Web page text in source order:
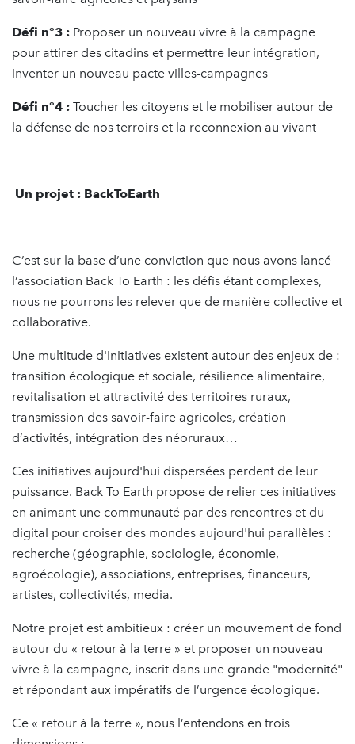
Défi n°3 : Proposer un nouveau vivre à la campagne
pour attirer des citadins et permettre leur intégration,
inventer un nouveau pacte villes-campagnes
Défi n°4 : Toucher les citoyens et le mobiliser autour de
la défense de nos terroirs et la reconnexion au vivant
Un projet : BackToEarth
C’est sur la base d’une conviction que nous avons lancé
l’association Back To Earth : les défis étant complexes,
nous ne pourrons les relever que de manière collective et
collaborative.
Une multitude d'initiatives existent autour des enjeux de :
transition écologique et sociale, résilience alimentaire,
revitalisation et attractivité des territoires ruraux,
transmission des savoir-faire agricoles, création
d’activités, intégration des néoruraux…
Ces initiatives aujourd'hui dispersées perdent de leur
puissance. Back To Earth propose de relier ces initiatives
en animant une communauté par des rencontres et du
digital pour croiser des mondes aujourd'hui parallèles :
recherche (géographie, sociologie, économie,
agroécologie), associations, entreprises, financeurs,
artistes, collectivités, media.
Notre projet est ambitieux : créer un mouvement de fond
autour du « retour à la terre » et proposer un nouveau
vivre à la campagne, inscrit dans une grande "modernité"
et répondant aux impératifs de l’urgence écologique.
Ce « retour à la terre », nous l’entendons en trois